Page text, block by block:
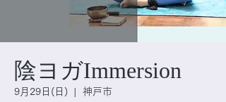
陰ヨガImmersion
9月29日(日) 神戸市